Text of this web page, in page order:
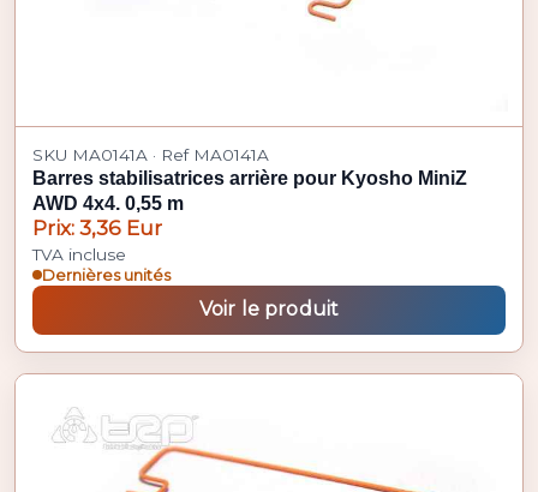
SKU MA0141A · Ref MA0141A
Barres stabilisatrices arrière pour Kyosho MiniZ
AWD 4x4. 0,55 m
Prix: 3,36 Eur
TVA incluse
Dernières unités
Voir le produit